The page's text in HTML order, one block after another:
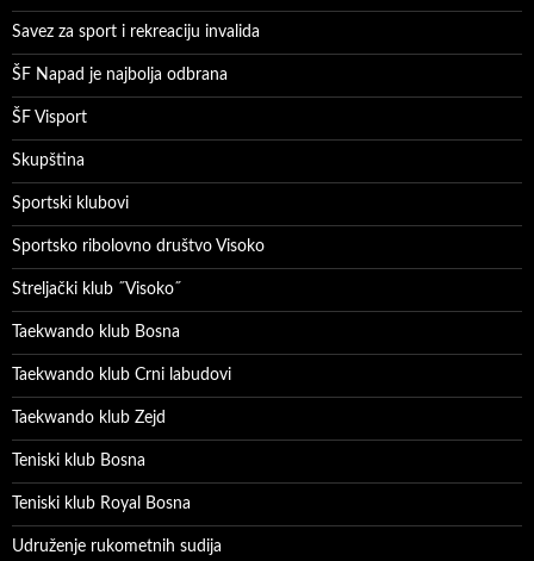
Savez za sport i rekreaciju invalida
ŠF Napad je najbolja odbrana
ŠF Visport
Skupština
Sportski klubovi
Sportsko ribolovno društvo Visoko
Streljački klub ˝Visoko˝
Taekwando klub Bosna
Taekwando klub Crni labudovi
Taekwando klub Zejd
Teniski klub Bosna
Teniski klub Royal Bosna
Udruženje rukometnih sudija